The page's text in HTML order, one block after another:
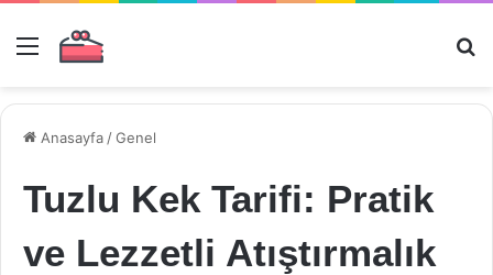
Menü
Anasayfa /Genel
Tuzlu Kek Tarifi: Pratik
ve Lezzetli Atıştırmalık